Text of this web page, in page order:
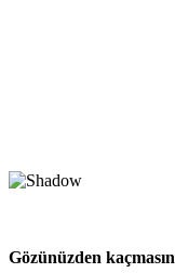
Gözünüzden kaçmasın